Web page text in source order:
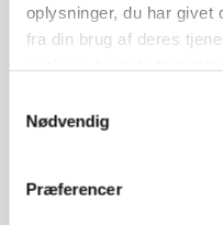
oplysninger, du har givet
fra din brug af deres
Nødvendig
Præferencer
HØST-TOUR